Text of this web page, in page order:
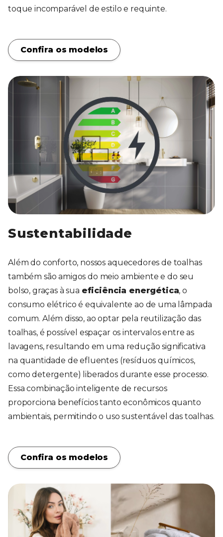
toque incomparável de estilo e requinte.
Confira os modelos
Sustentabilidade
Além do conforto, nossos aquecedores de toalhas
também são amigos do meio ambiente e do seu
bolso, graças à sua eficiência energética, o
consumo elétrico é equivalente ao de uma lâmpada
comum. Além disso, ao optar pela reutilização das
toalhas, é possível espaçar os intervalos entre as
lavagens, resultando em uma redução significativa
na quantidade de efluentes (resíduos químicos,
como detergente) liberados durante esse processo.
Essa combinação inteligente de recursos
proporciona benefícios tanto econômicos quanto
ambientais, permitindo o uso sustentável das toalhas.
Confira os modelos